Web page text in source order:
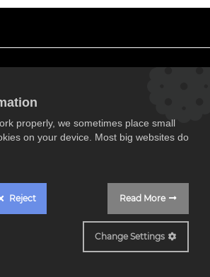
en multimedia y hazlo sin
Suscríbete
properly, we sometimes place small
on your device. Most big websites do
Reject Read More
Change Settings